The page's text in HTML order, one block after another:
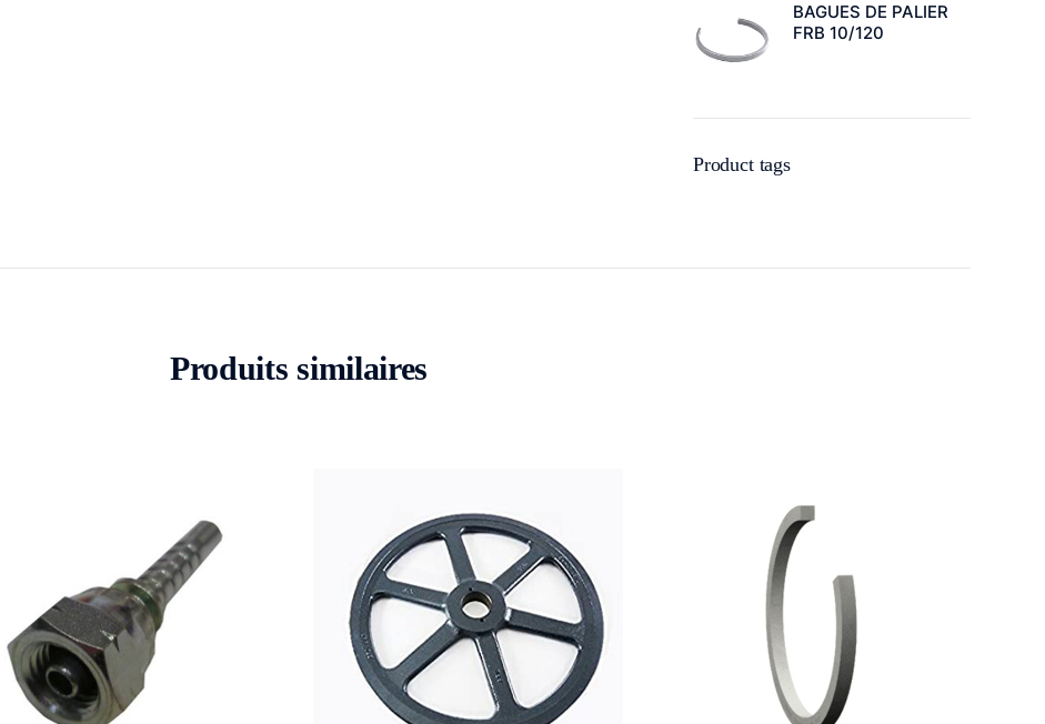
BAGUES DE PALIER
FRB 10/120
Product tags
Produits similaires